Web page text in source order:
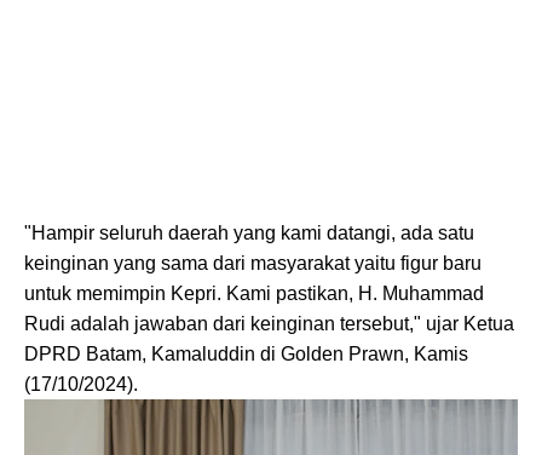
"Hampir seluruh daerah yang kami datangi, ada satu
keinginan yang sama dari masyarakat yaitu figur baru
untuk memimpin Kepri. Kami pastikan, H. Muhammad
Rudi adalah jawaban dari keinginan tersebut," ujar Ketua
DPRD Batam, Kamaluddin di Golden Prawn, Kamis
(17/10/2024).